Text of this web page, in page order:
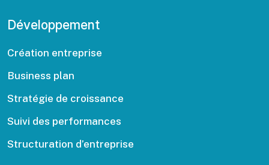
Développement
Création entreprise
Business plan
Stratégie de croissance
Suivi des performances
Structuration d’entreprise